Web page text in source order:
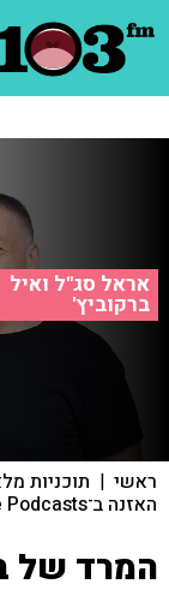
אראל סג"ל ואיל
ברקוביץ'
ראשי | תוכניות
האזנה ב־Apple Podcasts
המרד של